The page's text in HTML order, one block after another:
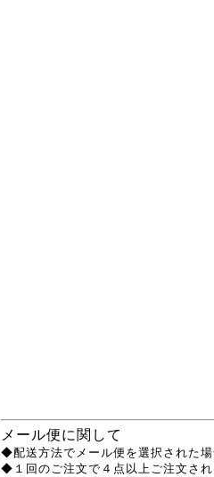
メール便に関して
◆配送方法でメール便を選択された
◆１回のご注文で４点以上ご注文さ